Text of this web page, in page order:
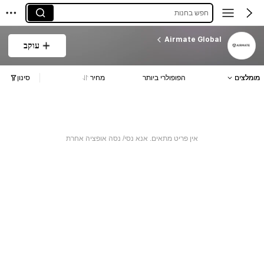
חפש בחנות
Airmate Global
עוקב
מומלצים הפופולרי ביותר מחיר סינון
אין פריט מתאים. אנא נסי/ נסה אופציה אחרת